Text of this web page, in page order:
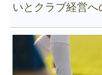
いとクラブ経営